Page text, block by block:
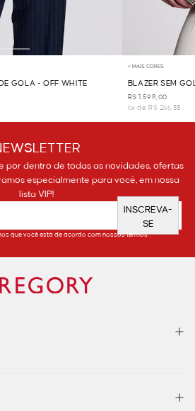
GOLA - OFF WHITE
+ MAIS CORES
BLAZER SEM
R$ 1.598,00
6x de R$ 266,33
por dentro de todas as novidades, ofertas
especialmente para você, em nossa
lista VIP!
INSCREVA-
SE
que você está de acordo com nossos termos.